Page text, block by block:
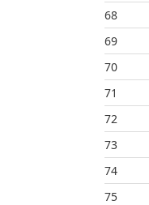
68
69
70
71
72
73
74
75